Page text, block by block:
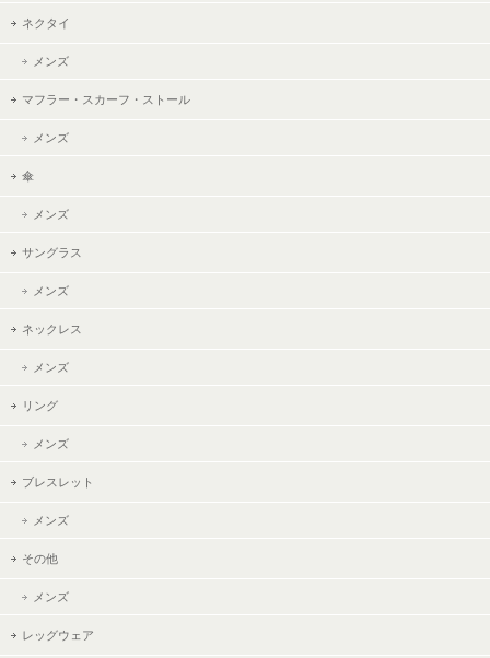
ネクタイ
メンズ
マフラー・スカーフ・ストール
メンズ
傘
メンズ
サングラス
メンズ
ネックレス
メンズ
リング
メンズ
ブレスレット
メンズ
その他
メンズ
レッグウェア